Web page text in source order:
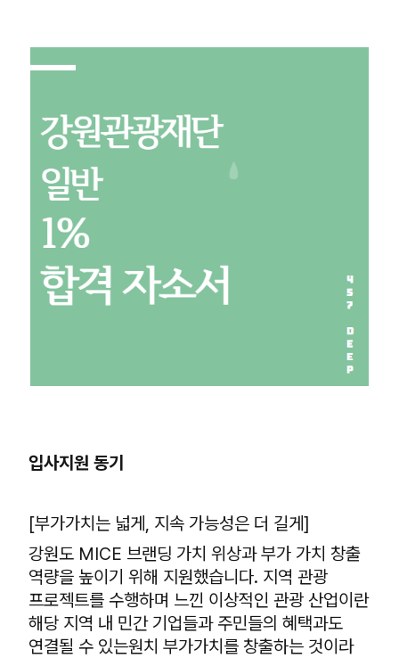
입사지원 동기
[부가가치는 넓게, 지속 가능성은 더 길게]
강원도 MICE 브랜딩 가치 위상과 부가 가치 창출
역량을 높이기 위해 지원했습니다. 지역 관광
프로젝트를 수행하며 느낀 이상적인 관광 산업이란
해당 지역 내 민간 기업들과 주민들의 혜택과도
연결될 수 있는원치 부가가치를 창출하는 것이라